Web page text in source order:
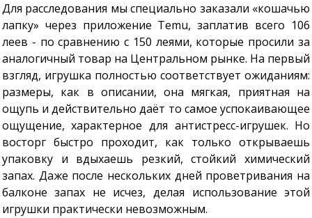
Для расследования мы специально заказали «кошачью
лапку» через приложение Temu, заплатив всего 106
леев - по сравнению с 150 леями, которые просили за
аналогичный товар на Центральном рынке. На первый
взгляд, игрушка полностью соответствует ожиданиям:
размеры, как в описании, она мягкая, приятная на
ощупь и действительно даёт то самое успокаивающее
ощущение, характерное для антистресс-игрушек. Но
восторг быстро проходит, как только открываешь
упаковку и вдыхаешь резкий, стойкий химический
запах. Даже после нескольких дней проветривания на
балконе запах не исчез, делая использование этой
игрушки практически невозможным.